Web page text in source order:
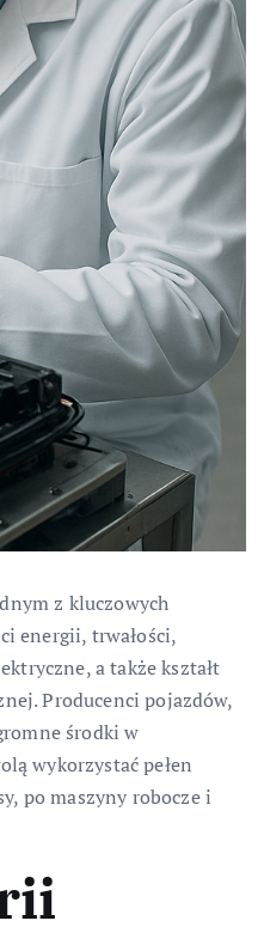
z kluczowych
energii, trwałości,
a także kształt
Producenci pojazdów,
środki w
wykorzystać pełen
po maszyny robocze i